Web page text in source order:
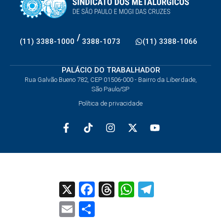
(11) 3388-1000 / 3388-1073 (11) 3388-1066
PALÁCIO DO TRABALHADOR
Rua Galvão Bueno 782, CEP 01506-000 - Bairro da Liberdade,
São Paulo/SP
Política de privacidade
X FacebookThreadsWhatsApp
Email